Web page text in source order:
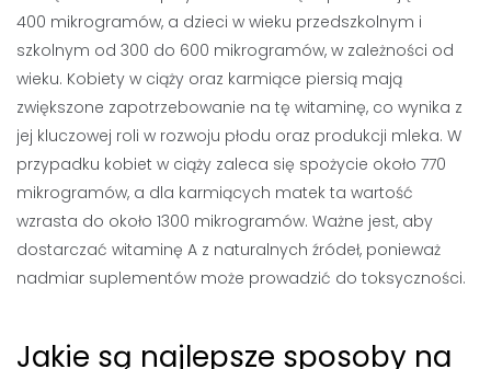
400 mikrogramów, a dzieci w wieku przedszkolnym i
szkolnym od 300 do 600 mikrogramów, w zależności od
wieku. Kobiety w ciąży oraz karmiące piersią mają
zwiększone zapotrzebowanie na tę witaminę, co wynika z
jej kluczowej roli w rozwoju płodu oraz produkcji mleka. W
przypadku kobiet w ciąży zaleca się spożycie około 770
mikrogramów, a dla karmiących matek ta wartość
wzrasta do około 1300 mikrogramów. Ważne jest, aby
dostarczać witaminę A z naturalnych źródeł, ponieważ
nadmiar suplementów może prowadzić do toksyczności.
Jakie są najlepsze sposoby na